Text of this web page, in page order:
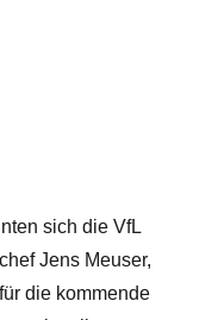
sich die VfL
Jens Meuser,
die kommende